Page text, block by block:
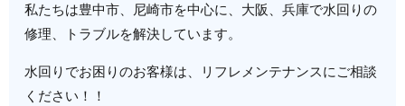
私たちは豊中市、尼崎市を中心に、大阪、兵庫で水回りの
修理、トラブルを解決しています。
水回りでお困りのお客様は、リフレメンテナンスにご相談
ください！！